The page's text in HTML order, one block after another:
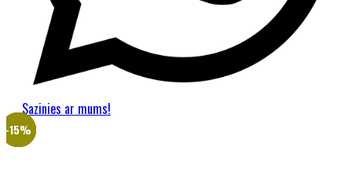
Sazinies ar mums!
-7%
-17%
-15%
-10%
-25%
-23%
-24%
-11%
-15%